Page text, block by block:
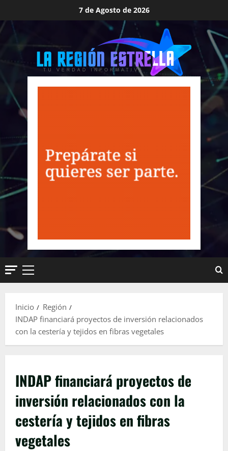
al
contenido
7 de Agosto de 2026
Menú
Inicio
Región
INDAP financiará proyectos de inversión relacionados
con la cestería y tejidos en fibras vegetales
INDAP financiará proyectos de
inversión relacionados con la
cestería y tejidos en fibras
vegetales